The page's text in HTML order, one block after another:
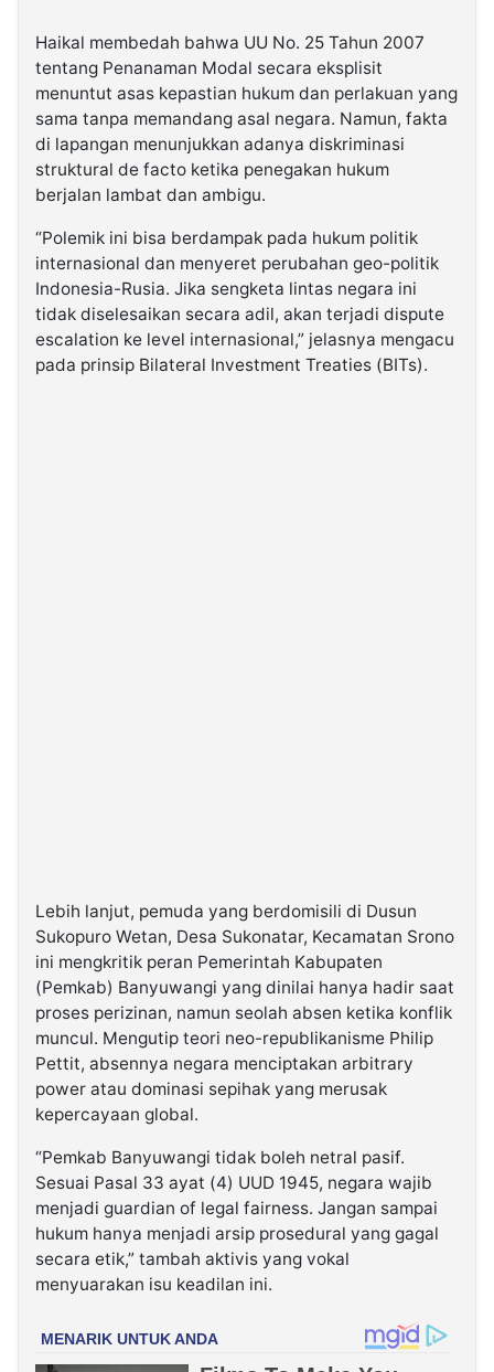
Haikal membedah bahwa UU No. 25 Tahun 2007
tentang Penanaman Modal secara eksplisit
menuntut asas kepastian hukum dan perlakuan yang
sama tanpa memandang asal negara. Namun, fakta
di lapangan menunjukkan adanya diskriminasi
struktural de facto ketika penegakan hukum
berjalan lambat dan ambigu.
“Polemik ini bisa berdampak pada hukum politik
internasional dan menyeret perubahan geo-politik
Indonesia-Rusia. Jika sengketa lintas negara ini
tidak diselesaikan secara adil, akan terjadi dispute
escalation ke level internasional,” jelasnya mengacu
pada prinsip Bilateral Investment Treaties (BITs).
Lebih lanjut, pemuda yang berdomisili di Dusun
Sukopuro Wetan, Desa Sukonatar, Kecamatan Srono
ini mengkritik peran Pemerintah Kabupaten
(Pemkab) Banyuwangi yang dinilai hanya hadir saat
proses perizinan, namun seolah absen ketika konflik
muncul. Mengutip teori neo-republikanisme Philip
Pettit, absennya negara menciptakan arbitrary
power atau dominasi sepihak yang merusak
kepercayaan global.
“Pemkab Banyuwangi tidak boleh netral pasif.
Sesuai Pasal 33 ayat (4) UUD 1945, negara wajib
menjadi guardian of legal fairness. Jangan sampai
hukum hanya menjadi arsip prosedural yang gagal
secara etik,” tambah aktivis yang vokal
menyuarakan isu keadilan ini.